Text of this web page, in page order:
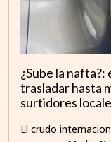
¿Sube la
trasladar hasta
surtidores
El crudo